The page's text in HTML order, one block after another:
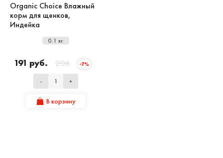
Organic Сhoice Влажный
корм для щенков,
Индейка
0.1 кг.
191 руб. 206 -7%
- +
В корзину